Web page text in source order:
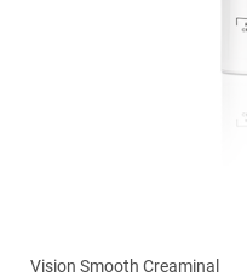
Vision Smooth Creaminal